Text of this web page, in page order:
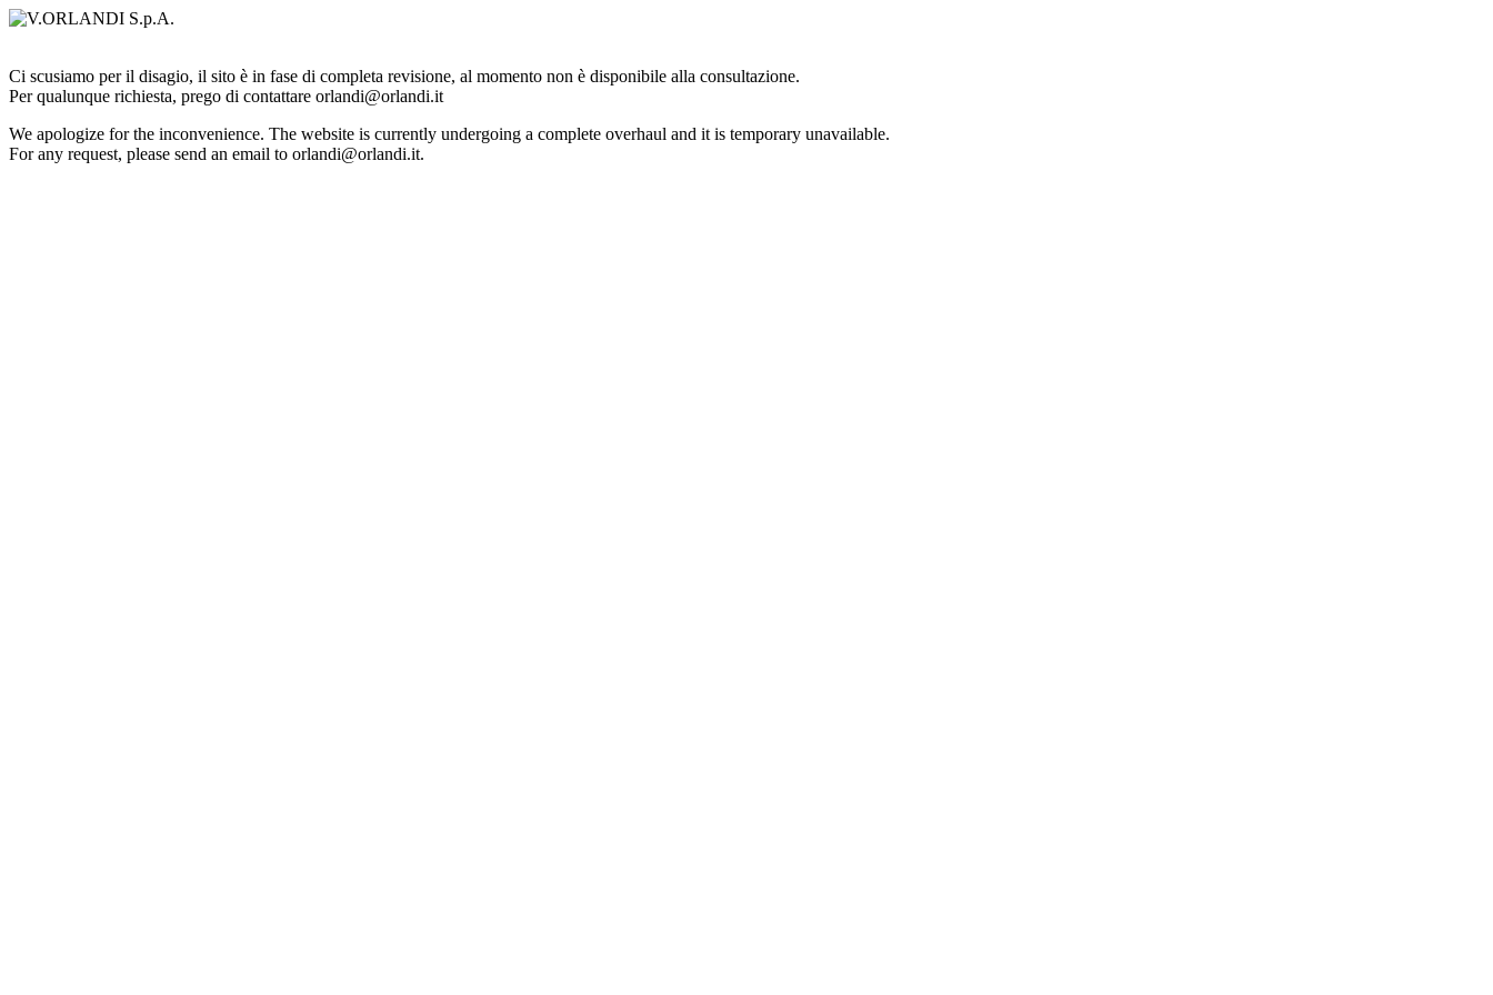
Ci scusiamo per il disagio, il sito è in fase di completa revisione, al momento non è disponibile alla consultazione.
Per qualunque richiesta, prego di contattare orlandi@orlandi.it
We apologize for the inconvenience. The website is currently undergoing a complete overhaul and it is temporary unavailable.
For any request, please send an email to orlandi@orlandi.it.